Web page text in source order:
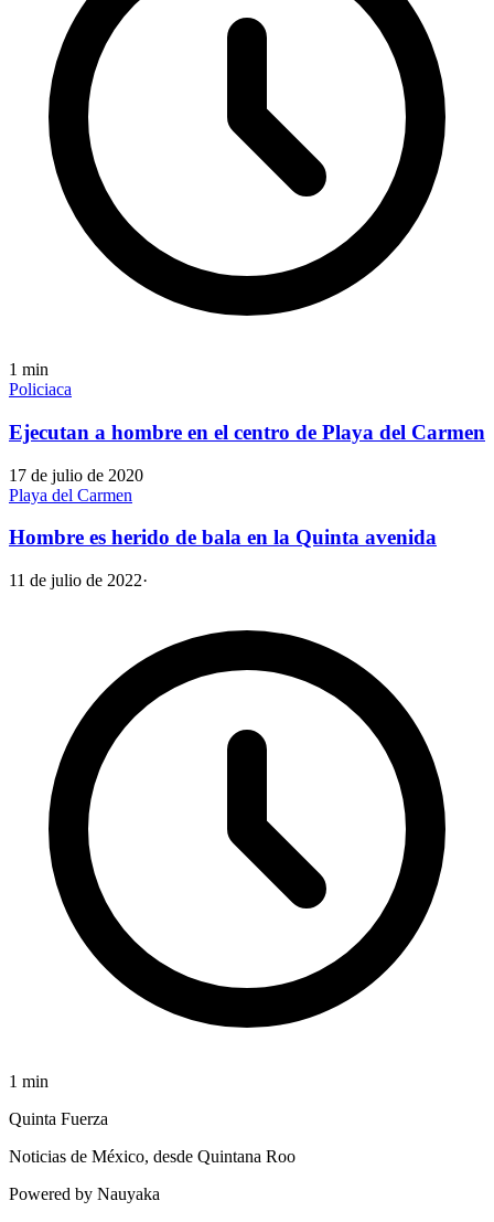
1 min
Policiaca
Ejecutan a hombre en el centro de Playa del Carmen
17 de julio de 2020
Playa del Carmen
Hombre es herido de bala en la Quinta avenida
11 de julio de 2022·
1 min
Quinta Fuerza
Noticias de México, desde Quintana Roo
Powered by Nauyaka